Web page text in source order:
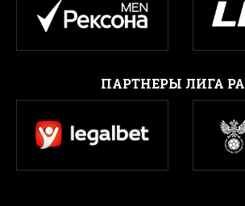
ПАРТНЕРЫ ЛИГА